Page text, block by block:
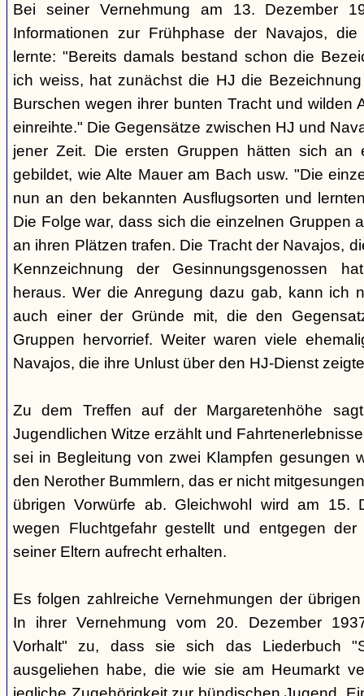
Bei seiner Vernehmung am 13. Dezember
Informationen zur Frühphase der Navajos,
lernte: "Bereits damals bestand schon die
ich weiss, hat zunächst die HJ die
Burschen wegen ihrer bunten Tracht und wilden
einreihte." Die Gegensätze zwischen HJ und
jener Zeit. Die ersten Gruppen hätten sich an
gebildet, wie Alte Mauer am Bach usw. "Die
nun an den bekannten Ausflugsorten und
Die Folge war, dass sich die einzelnen Gruppen
an ihren Plätzen trafen. Die Tracht der Navajos,
Kennzeichnung der Gesinnungsgenossen
heraus. Wer die Anregung dazu gab, kann ich
auch einer der Gründe mit, die den
Gruppen hervorrief. Weiter waren viele
Navajos, die ihre Unlust über den HJ-Dienst
Zu dem Treffen auf der Margaretenhöhe
Jugendlichen Witze erzählt und
sei in Begleitung von zwei Klampfen gesungen
den Nerother Bummlern, das er nicht
übrigen Vorwürfe ab. Gleichwohl wird am 15.
wegen Fluchtgefahr gestellt und entgegen
seiner Eltern aufrecht erhalten.
Es folgen zahlreiche Vernehmungen der
In ihrer Vernehmung vom 20. Dezember
Vorhalt" zu, dass sie sich das Liederbuch
ausgeliehen habe, die wie sie am Heumarkt